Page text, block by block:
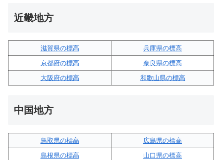
近畿地方
滋賀県の標高
兵庫県の標高
京都府の標高
奈良県の標高
大阪府の標高
和歌山県の標高
中国地方
鳥取県の標高
広島県の標高
島根県の標高
山口県の標高